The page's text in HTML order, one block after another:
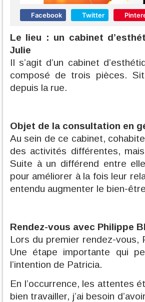
Facebook Twitter
Le lieu : un cabinet
Julie
Il s’agit d’un cabinet
composé de trois pièces.
depuis la rue.
Objet de la consultation en
Au sein de ce cabinet,
des activités différentes,
Suite à un différend entre
pour améliorer à la fois leur
entendu augmenter le bien-
Rendez-vous avec Philippe
Lors du premier rendez-vous,
Une étape importante qui
l’intention de Patricia.
En l’occurrence, les attentes
bien travailler, j’ai besoin